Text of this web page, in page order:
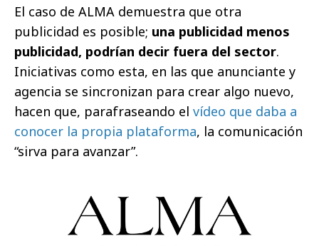
El caso de ALMA demuestra que otra
publicidad es posible; una publicidad menos
publicidad, podrían decir fuera del sector.
Iniciativas como esta, en las que anunciante y
agencia se sincronizan para crear algo nuevo,
hacen que, parafraseando el vídeo que daba a
conocer la propia plataforma, la comunicación
“sirva para avanzar”.